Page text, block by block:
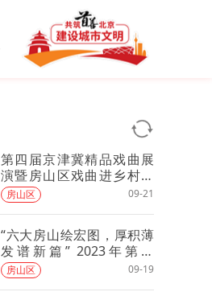
第四届京津冀精品戏曲展
演暨房山区戏曲进乡村活
动开幕
房山区 09-21
“六大房山绘宏图，厚积薄
发谱新篇” 2023年第九
届“盛世云居”音乐会唱响云
居寺静琬广场
房山区 09-19